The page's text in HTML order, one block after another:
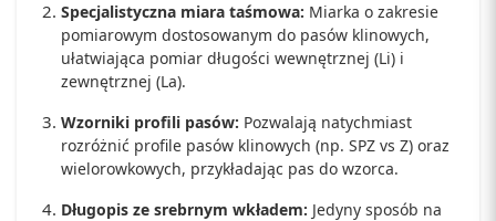
Specjalistyczna miara taśmowa: Miarka o zakresie
pomiarowym dostosowanym do pasów klinowych,
ułatwiająca pomiar długości wewnętrznej (Li) i
zewnętrznej (La).
Wzorniki profili pasów: Pozwalają natychmiast
rozróżnić profile pasów klinowych (np. SPZ vs Z) oraz
wielorowkowych, przykładając pas do wzorca.
Długopis ze srebrnym wkładem: Jedyny sposób na